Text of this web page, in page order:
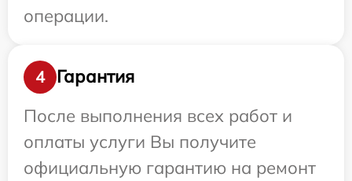
операции.
4
Гарантия
После выполнения всех работ и
оплаты услуги Вы получите
официальную гарантию на ремонт